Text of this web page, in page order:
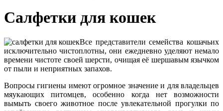
Салфетки для кошек
Все представители семейства кошачьих
исключительно чистоплотны, они ежедневно уделяют немало
времени чистоте своей шерсти, очищая её шершавым язычком
от пыли и неприятных запахов.
Вопросы гигиены имеют огромное значение и для владельцев
мяукающих питомцев, особенно когда нет возможности
вымыть своего животное после увлекательной прогулки по